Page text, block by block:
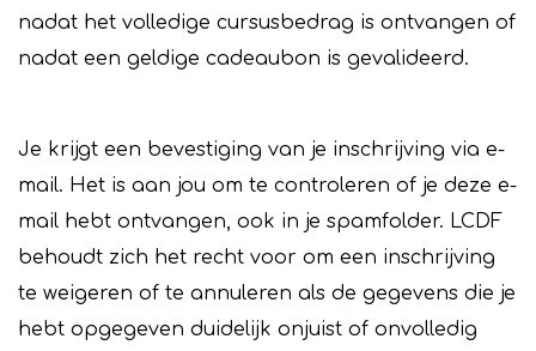
nadat het volledige cursusbedrag is ontvangen of
nadat een geldige cadeaubon is gevalideerd.
Je krijgt een bevestiging van je inschrijving via e-
mail. Het is aan jou om te controleren of je deze e-
mail hebt ontvangen, ook in je spamfolder. LCDF
behoudt zich het recht voor om een inschrijving
te weigeren of te annuleren als de gegevens die je
hebt opgegeven duidelijk onjuist of onvolledig